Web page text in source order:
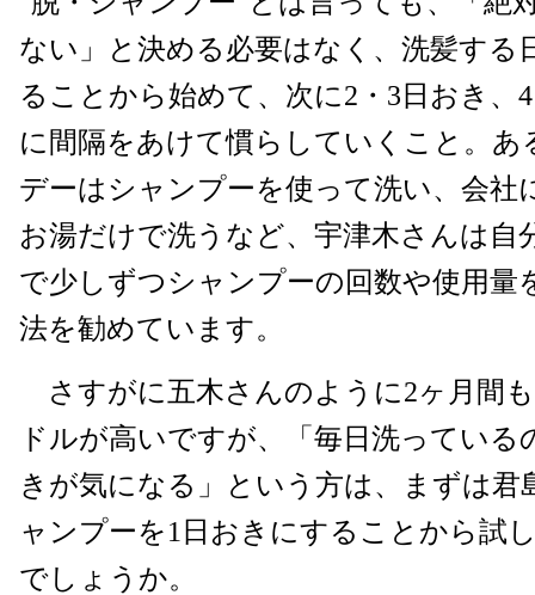
ない」と決める必要はなく、洗髪する
ることから始めて、次に2・3日おき、
に間隔をあけて慣らしていくこと。あ
デーはシャンプーを使って洗い、会社
お湯だけで洗うなど、宇津木さんは自
で少しずつシャンプーの回数や使用量
法を勧めています。
さすがに五木さんのように2ヶ月間
ドルが高いですが、「毎日洗ってい
きが気になる」という方は、まずは君
ャンプーを1日おきにすることから試
でしょうか。